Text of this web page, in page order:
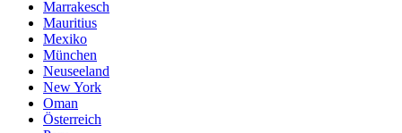
Marrakesch
Mauritius
Mexiko
München
Neuseeland
New York
Oman
Österreich